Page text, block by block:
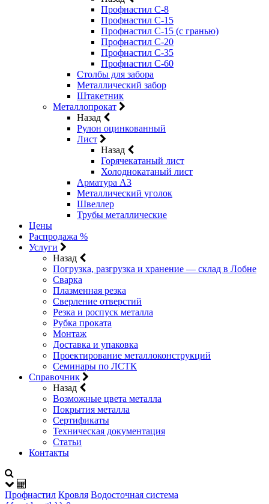
Профнастил С-8
Профнастил С-15
Профнастил С-15 (с гранью)
Профнастил С-20
Профнастил С-35
Профнастил С-60
Столбы для забора
Металлический забор
Штакетник
Металлопрокат
Назад
Рулон оцинкованный
Лист
Назад
Горячекатаный лист
Холоднокатаный лист
Арматура А3
Металлический уголок
Швеллер
Трубы металлические
Цены
Распродажа %
Услуги
Назад
Погрузка, разгрузка и хранение — склад в Лобне
Сварка
Плазменная резка
Сверление отверстий
Резка и роспуск металла
Рубка проката
Монтаж
Доставка и упаковка
Проектирование металлоконструкций
Семинары по ЛСТК
Справочник
Назад
Возможные цвета металла
Покрытия металла
Сертификаты
Техническая документация
Статьи
Контакты
Профнастил Кровля Водосточная система